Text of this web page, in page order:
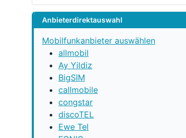
Anbieterdirektauswahl
Mobilfunkanbieter auswählen
allmobil
Ay Yildiz
BigSIM
callmobile
congstar
discoTEL
Ewe Tel